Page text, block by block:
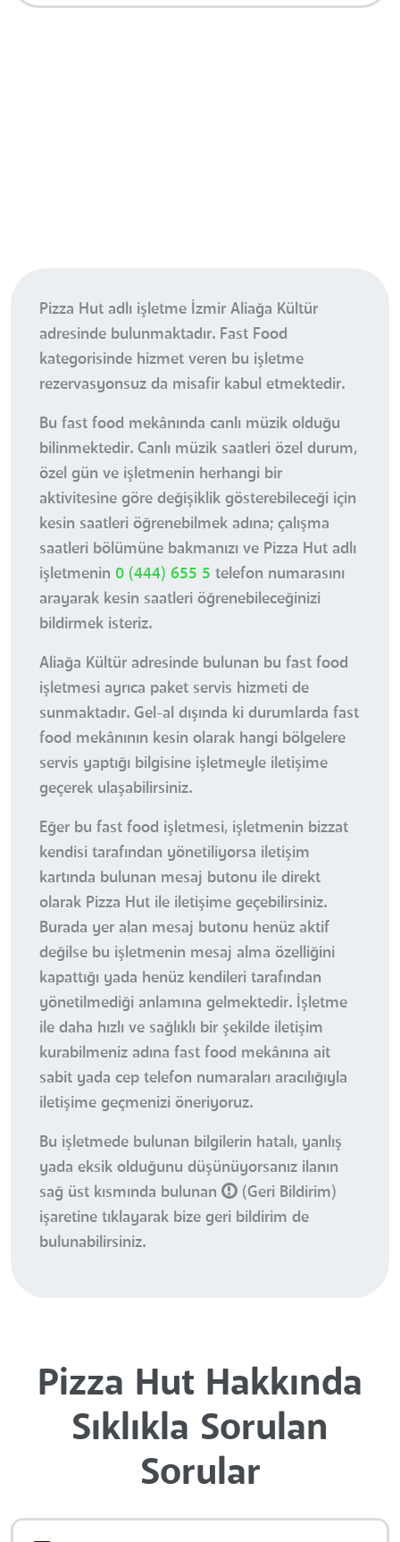
Pizza Hut adlı işletme İzmir Aliağa Kültür
adresinde bulunmaktadır. Fast Food
kategorisinde hizmet veren bu işletme
rezervasyonsuz da misafir kabul etmektedir.
Bu fast food mekânında canlı müzik olduğu
bilinmektedir. Canlı müzik saatleri özel durum,
özel gün ve işletmenin herhangi bir
aktivitesine göre değişiklik gösterebileceği için
kesin saatleri öğrenebilmek adına; çalışma
saatleri bölümüne bakmanızı ve Pizza Hut adlı
işletmenin 0 (444) 655 5 telefon numarasını
arayarak kesin saatleri öğrenebileceğinizi
bildirmek isteriz.
Aliağa Kültür adresinde bulunan bu fast food
işletmesi ayrıca paket servis hizmeti de
sunmaktadır. Gel-al dışında ki durumlarda fast
food mekânının kesin olarak hangi bölgelere
servis yaptığı bilgisine işletmeyle iletişime
geçerek ulaşabilirsiniz.
Eğer bu fast food işletmesi, işletmenin bizzat
kendisi tarafından yönetiliyorsa iletişim
kartında bulunan mesaj butonu ile direkt
olarak Pizza Hut ile iletişime geçebilirsiniz.
Burada yer alan mesaj butonu henüz aktif
değilse bu işletmenin mesaj alma özelliğini
kapattığı yada henüz kendileri tarafından
yönetilmediği anlamına gelmektedir. İşletme
ile daha hızlı ve sağlıklı bir şekilde iletişim
kurabilmeniz adına fast food mekânına ait
sabit yada cep telefon numaraları aracılığıyla
iletişime geçmenizi öneriyoruz.
Bu işletmede bulunan bilgilerin hatalı, yanlış
yada eksik olduğunu düşünüyorsanız ilanın
sağ üst kısmında bulunan
(Geri Bildirim)
işaretine tıklayarak bize geri bildirim de
bulunabilirsiniz.
Pizza Hut Hakkında
Sıklıkla Sorulan
Sorular